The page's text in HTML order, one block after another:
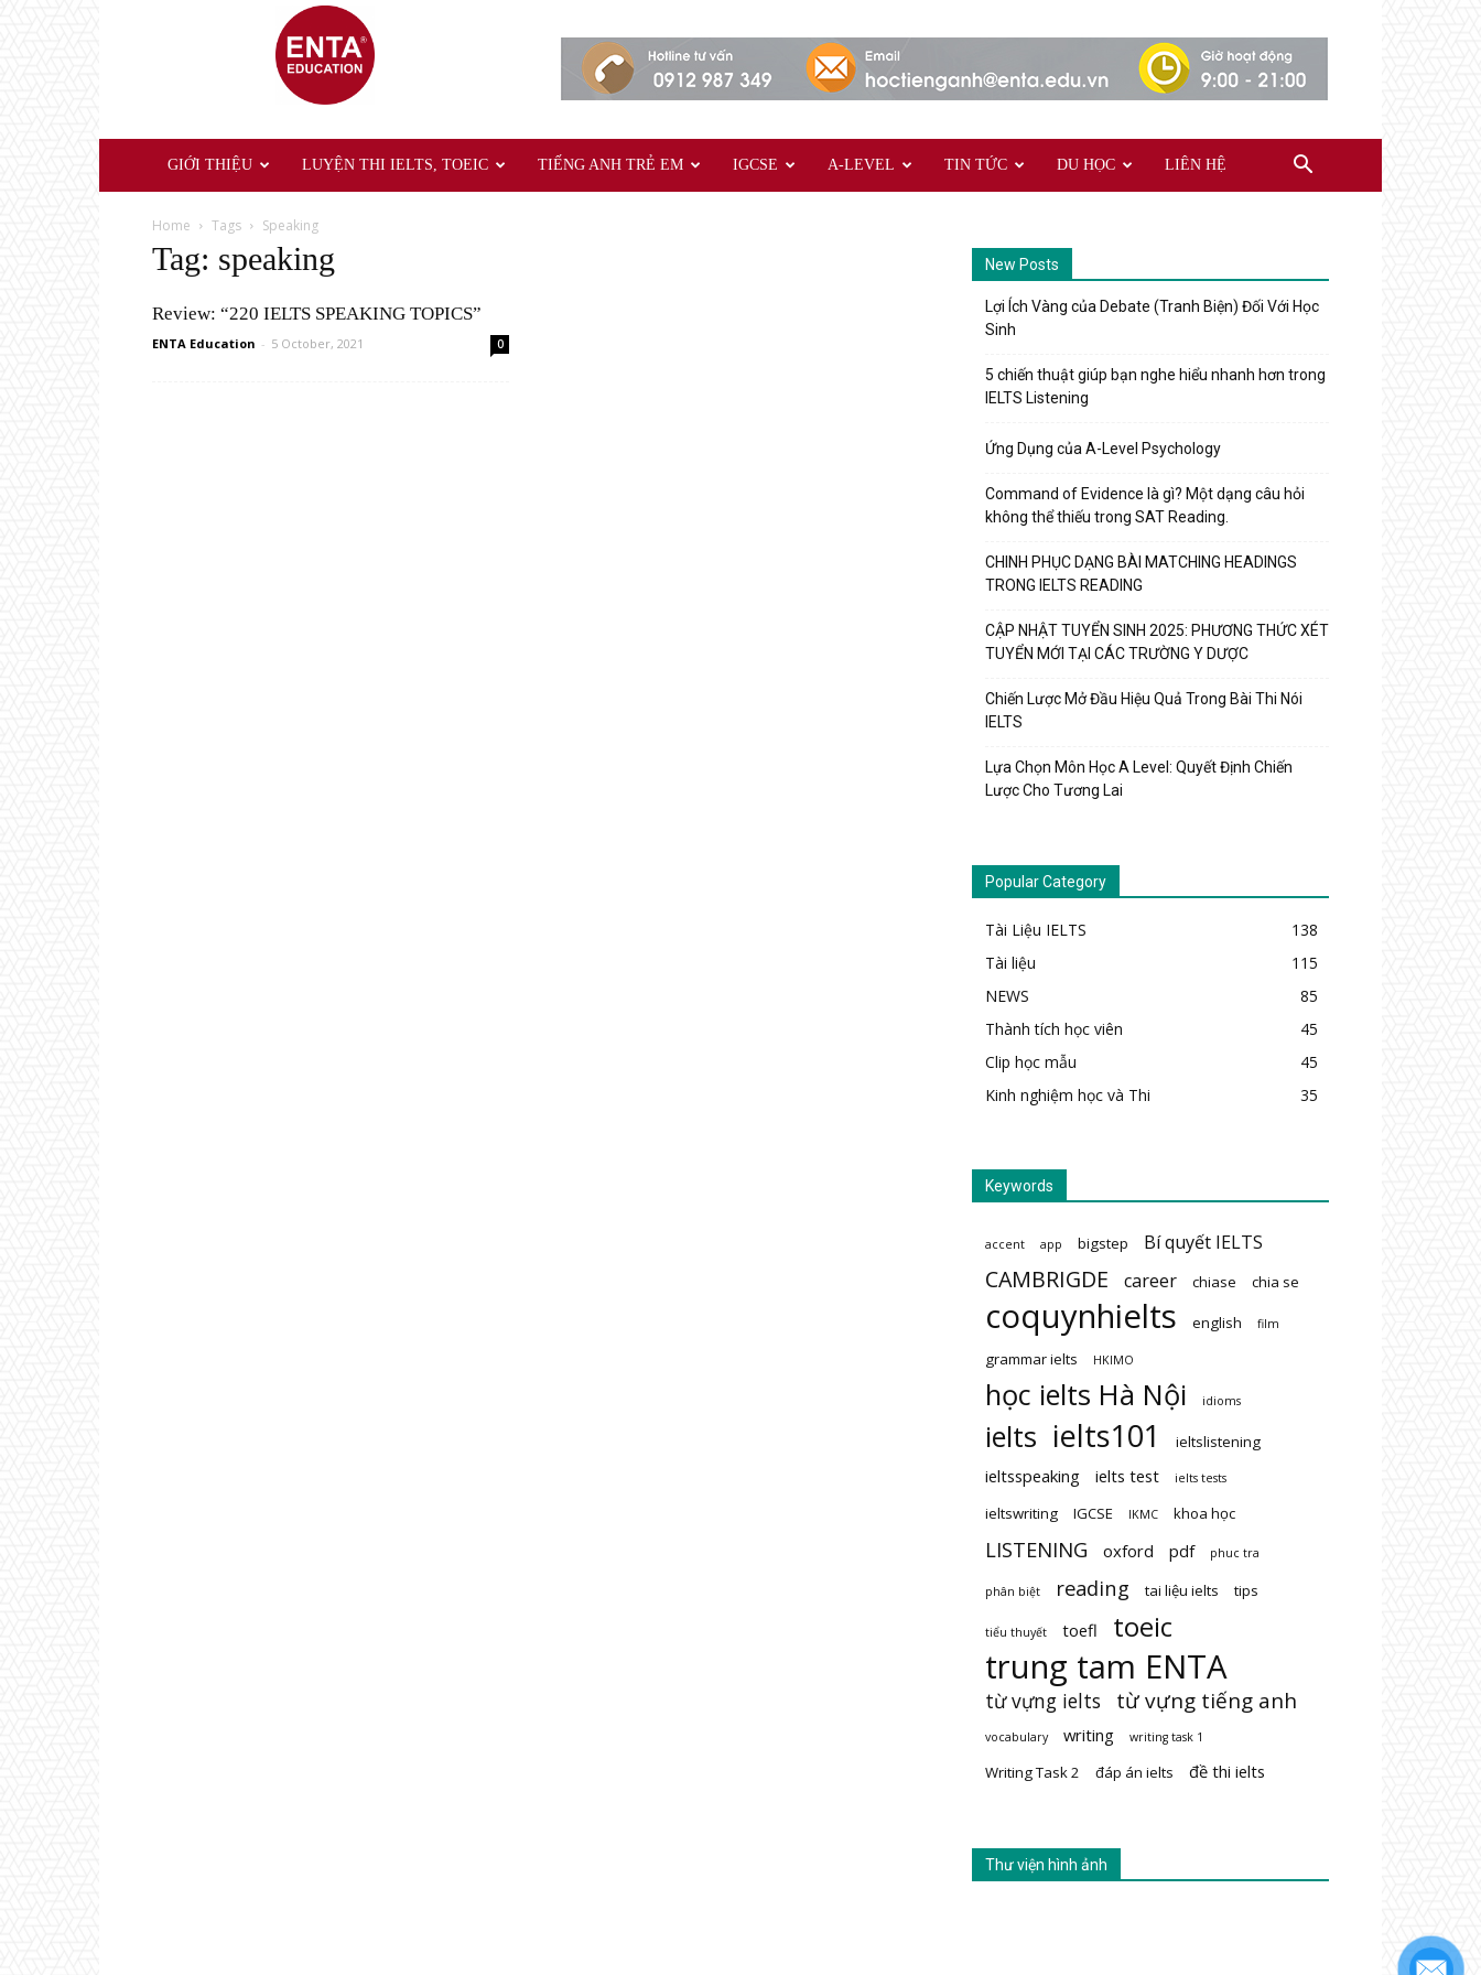
GIỚI THIỆU LUYỆN THI IELTS, TOEIC TIẾNG ANH TRẺ EM IGCSE A-LEVEL TIN TỨC DU HỌC LIÊN HỆ
Home Tags Speaking
Tag: speaking
Review: “220 IELTS SPEAKING TOPICS”
ENTA Education - 5 October, 2021 0
New Posts
Lợi Ích Vàng của Debate (Tranh Biện) Đối Với Học
Sinh
5 chiến thuật giúp bạn nghe hiểu nhanh hơn trong
IELTS Listening
Ứng Dụng của A-Level Psychology
Command of Evidence là gì? Một dạng câu hỏi
không thể thiếu trong SAT Reading.
CHINH PHỤC DẠNG BÀI MATCHING HEADINGS
TRONG IELTS READING
CẬP NHẬT TUYỂN SINH 2025: PHƯƠNG THỨC XÉT
TUYỂN MỚI TẠI CÁC TRƯỜNG Y DƯỢC
Chiến Lược Mở Đầu Hiệu Quả Trong Bài Thi Nói
IELTS
Lựa Chọn Môn Học A Level: Quyết Định Chiến
Lược Cho Tương Lai
Popular Category
Tài Liệu IELTS
138
Tài liệu
115
NEWS
85
Thành tích học viên
45
Clip học mẫu
45
Kinh nghiệm học và Thi
35
Keywords
accent app bigstep Bí quyết IELTS
CAMBRIGDE career chiase chia se
coquynhielts english film
grammar ielts HKIMO
học ielts Hà Nội idioms
ielts ielts101 ieltslistening
ieltsspeaking ielts test ielts tests
ieltswriting IGCSE IKMC khoa học
LISTENING oxford pdf phuc tra
phân biệt reading tai liệu ielts tips
tiểu thuyết toefl toeic
trung tam ENTA
từ vựng ielts từ vựng tiếng anh
vocabulary writing writing task 1
Writing Task 2 đáp án ielts đề thi ielts
Thư viện hình ảnh